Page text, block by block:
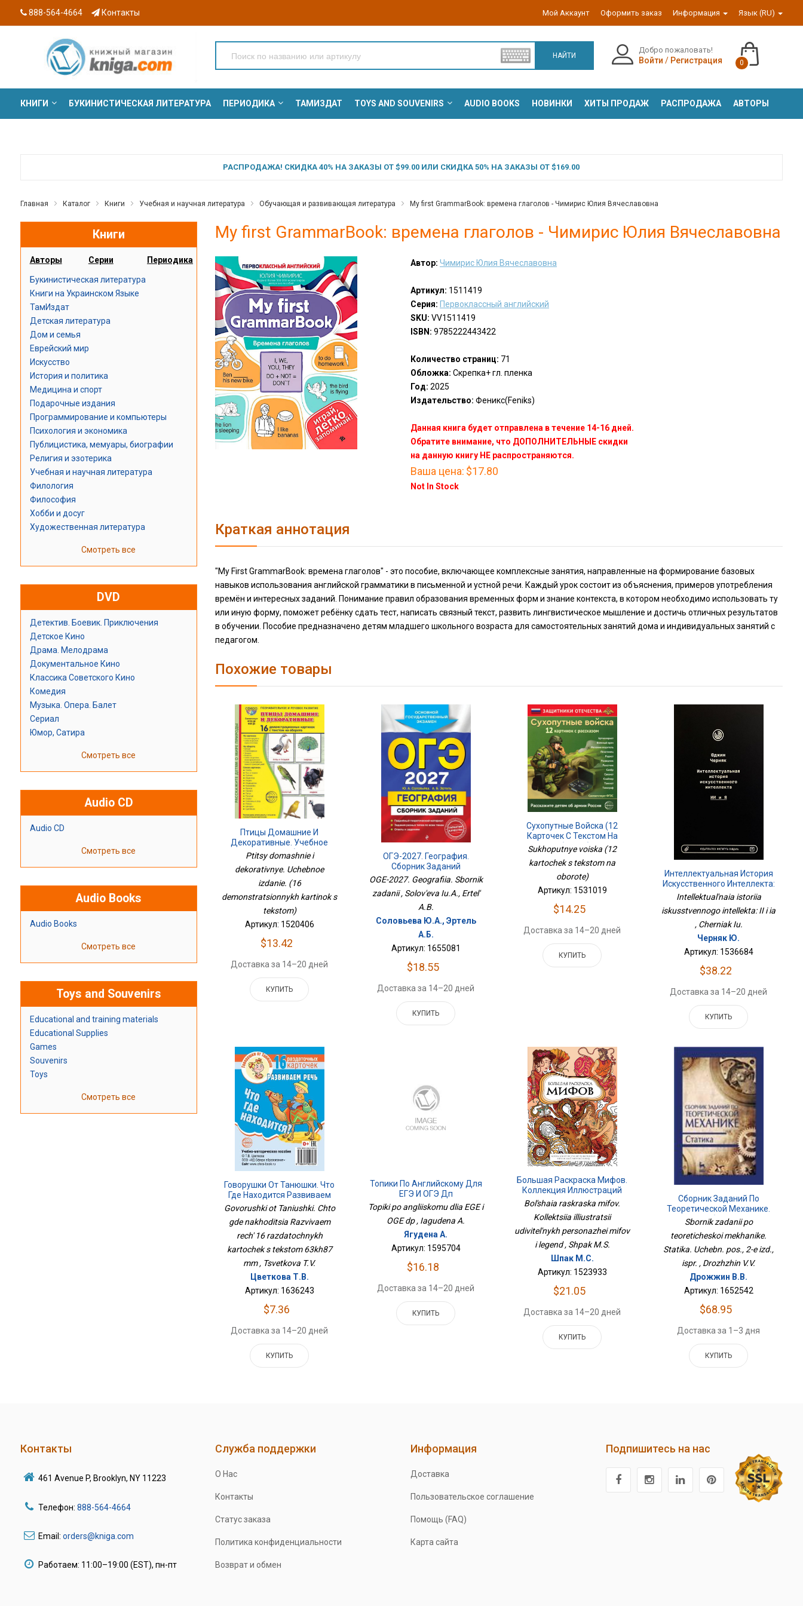
888-564-4664 Контакты Мой Аккаунт Оформить заказ Информация Язык (RU)
НАЙТИ
Добро пожаловать!
Войти / Регистрация 0
КНИГИ БУКИНИСТИЧЕСКАЯ ЛИТЕРАТУРА ПЕРИОДИКА ТАМИЗДАТ TOYS AND SOUVENIRS AUDIO BOOKS НОВИНКИ ХИТЫ ПРОДАЖ РАСПРОДАЖА АВТОРЫ
РАСПРОДАЖА! СКИДКА 40% НА ЗАКАЗЫ ОТ $99.00 ИЛИ СКИДКА 50% НА ЗАКАЗЫ ОТ $169.00
Главная Каталог Книги Учебная и научная литература Обучающая и развивающая литература My first GrammarBook: времена глаголов - Чимирис Юлия Вячеславовна
Книги
Авторы Серии Периодика
Букинистическая литература
Книги на Украинском Языке
ТамИздат
Детская литература
Дом и семья
Еврейский мир
Искусство
История и политика
Медицина и спорт
Подарочные издания
Программирование и компьютеры
Психология и экономика
Публицистика, мемуары, биографии
Религия и эзотерика
Учебная и научная литература
Филология
Философия
Хобби и досуг
Художественная литература
Смотреть все
DVD
Детектив. Боевик. Приключения
Детское Кино
Драма. Мелодрама
Документальное Кино
Классика Советского Кино
Комедия
Музыка. Опера. Балет
Сериал
Юмор, Сатира
Смотреть все
Audio CD
Audio CD
Смотреть все
Audio Books
Audio Books
Смотреть все
Toys and Souvenirs
Educational and training materials
Educational Supplies
Games
Souvenirs
Toys
Смотреть все
My first GrammarBook: времена глаголов - Чимирис Юлия Вячеславовна
Автор: Чимирис Юлия Вячеславовна
Артикул: 1511419
Серия: Первоклассный английский
SKU: VV1511419
ISBN: 9785222443422
Количество страниц: 71
Обложка: Скрепка+ гл. пленка
Год: 2025
Издательство: Феникс(Feniks)
Данная книга будет отправлена в течение 14-16 дней.
Обратите внимание, что ДОПОЛНИТЕЛЬНЫЕ скидки
на данную книгу НЕ распространяются.
Ваша цена: $17.80
Not In Stock
Краткая аннотация
"My First GrammarBook: времена глаголов" - это пособие, включающее комплексные занятия, направленные на формирование базовых
навыков использования английской грамматики в письменной и устной речи. Каждый урок состоит из объяснения, примеров употребления
времён и интересных заданий. Понимание правил образования временных форм и знание контекста, в котором необходимо использовать ту
или иную форму, поможет ребёнку сдать тест, написать связный текст, развить лингвистическое мышление и достичь отличных результатов
в обучении. Пособие предназначено детям младшего школьного возраста для самостоятельных занятий дома и индивидуальных занятий с
педагогом.
Похожие товары
Птицы Домашние И
Декоративные. Учебное
Издание. (16
Демонстрационных
Картинок С Текстом)
Ptitsy domashnie i
dekorativnye. Uchebnoe
izdanie. (16
demonstratsionnykh kartinok s
tekstom)
Артикул: 1520406
$13.42
Доставка за 14–20 дней
КУПИТЬ
ОГЭ-2027. География.
Сборник Заданий
OGE-2027. Geografiia. Sbornik
zadanii , Solov'eva Iu.A., Ertel'
A.B.
Соловьева Ю.А., Эртель
А.Б.
Артикул: 1655081
$18.55
Доставка за 14–20 дней
КУПИТЬ
Сухопутные Войска (12
Карточек С Текстом На
Обороте)
Sukhoputnye voiska (12
kartochek s tekstom na
oborote)
Артикул: 1531019
$14.25
Доставка за 14–20 дней
КУПИТЬ
Интеллектуальная История
Искусственного Интеллекта:
ИИ И Я
Intellektual'naia istoriia
iskusstvennogo intellekta: II i ia
, Cherniak Iu.
Черняк Ю.
Артикул: 1536684
$38.22
Доставка за 14–20 дней
КУПИТЬ
Говорушки От Танюшки. Что
Где Находится Развиваем
Речь 16 Раздаточных
Карточек С Текстом 63х87
Мм
Govorushki ot Taniushki. Chto
gde nakhoditsia Razvivaem
rech' 16 razdatochnykh
kartochek s tekstom 63kh87
mm , Tsvetkova T.V.
Цветкова Т.В.
Артикул: 1636243
$7.36
Доставка за 14–20 дней
КУПИТЬ
Топики По Английскому Для
ЕГЭ И ОГЭ Дп
Topiki po angliiskomu dlia EGE i
OGE dp , Iagudena A.
Ягудена А.
Артикул: 1595704
$16.18
Доставка за 14–20 дней
КУПИТЬ
Большая Раскраска Мифов.
Коллекция Иллюстраций
Удивительных Персонажей
Bol'shaia raskraska mifov.
Kollektsiia illiustratsii
udivitel'nykh personazhei mifov
i legend , Shpak M.S.
Шпак М.С.
Артикул: 1523933
$21.05
Доставка за 14–20 дней
КУПИТЬ
Сборник Заданий По
Теоретической Механике.
Статика. Учебн. Пос., 2-Е Изд.,
Sbornik zadanii po
teoreticheskoi mekhanike.
Statika. Uchebn. pos., 2-e izd.,
ispr. , Drozhzhin V.V.
Дрожжин В.В.
Артикул: 1652542
$68.95
Доставка за 1–3 дня
КУПИТЬ
Контакты
461 Avenue P, Brooklyn, NY 11223
Телефон: 888-564-4664
Email: orders@kniga.com
Работаем: 11:00–19:00 (EST), пн-пт
Служба поддержки
О Нас
Контакты
Статус заказа
Политика конфиденциальности
Возврат и обмен
Информация
Доставка
Пользовательское соглашение
Помощь (FAQ)
Карта сайта
Подпишитесь на нас